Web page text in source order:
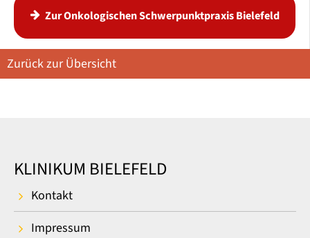
Zur Onkologischen Schwerpunktpraxis Bielefeld
Zurück zur Übersicht
KLINIKUM BIELEFELD
Kontakt
Impressum